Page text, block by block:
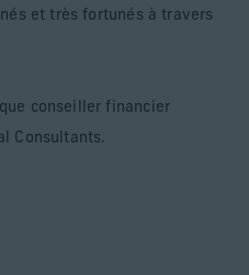
et très fortunés à travers
conseiller financier
Consultants.